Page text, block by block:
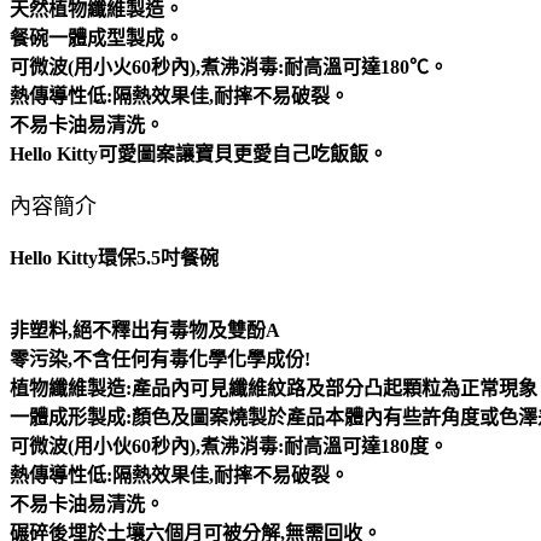
天然植物纖維製造。
餐碗一體成型製成。
可微波(用小火60秒內),煮沸消毒:耐高溫可達180℃。
熱傳導性低:隔熱效果佳,耐摔不易破裂。
不易卡油易清洗。
Hello Kitty可愛圖案讓寶貝更愛自己吃飯飯。
內容簡介
Hello Kitty環保5.5吋餐碗
非塑料,絕不釋出有毒物及雙酚A
零污染,不含任何有毒化學化學成份!
植物纖維製造:產品內可見纖維紋路及部分凸起顆粒為正常現象
一體成形製成:顏色及圖案燒製於產品本體內有些許角度或色澤
可微波(用小伙60秒內),煮沸消毒:耐高溫可達180度。
熱傳導性低:隔熱效果佳,耐摔不易破裂。
不易卡油易清洗。
碾碎後埋於土壤六個月可被分解,無需回收。